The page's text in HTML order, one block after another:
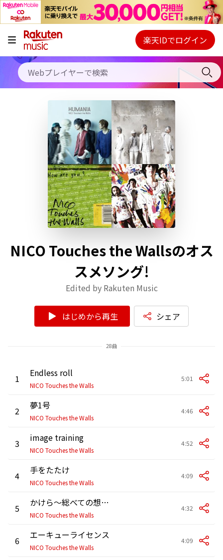
キャンペーン
料金プラン
使い方
初回30日間無料お試し
Webプレイヤー
ご契約内容の確認・変更
楽天IDでログイン
NICO Touches the Wallsのオス
スメソング!
Edited by Rakuten Music
はじめから再生 シェア
28曲
1 Endless roll
NICO Touches the Walls
5:01
2 夢1号
NICO Touches the Walls
4:46
3 image training
NICO Touches the Walls
4:52
4 手をたたけ
NICO Touches the Walls
4:09
5 かけら〜総べての想いたちへ〜
NICO Touches the Walls
4:32
6 エーキューライセンス
NICO Touches the Walls
4:09